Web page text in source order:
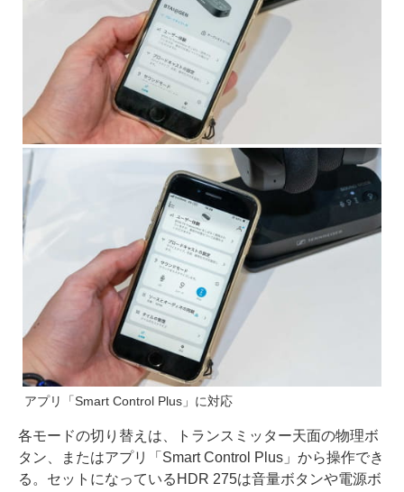
アプリ「Smart Control Plus」に対応
各モードの切り替えは、トランスミッター天面の物理ボ
タン、またはアプリ「Smart Control Plus」から操作でき
る。セットになっているHDR 275は音量ボタンや電源ボ